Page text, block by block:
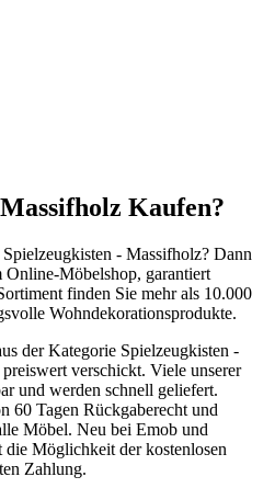
Kaufen?
- Massifholz? Dann
Möbelshop, garantiert
finden Sie mehr als 10.000
Wohndekorationsprodukte.
der Kategorie Spielzeugkisten -
verschickt. Viele unserer
und werden schnell geliefert.
60 Tagen Rückgaberecht und
Möbel. Neu bei Emob und
Möglichkeit der kostenlosen
Zahlung.